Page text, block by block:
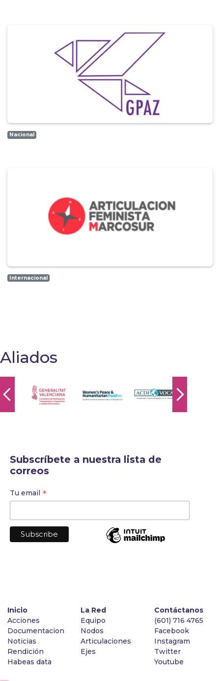
Nacional
Internacional
Aliados
Subscríbete a nuestra lista de
correos
Tu email *
Inicio
Acciones
Documentacion
Noticias
Rendición
Habeas data
La Red
Equipo
Nodos
Articulaciones
Ejes
Contáctanos
(601) 716 4765
Facebook
Instagram
Twitter
Youtube